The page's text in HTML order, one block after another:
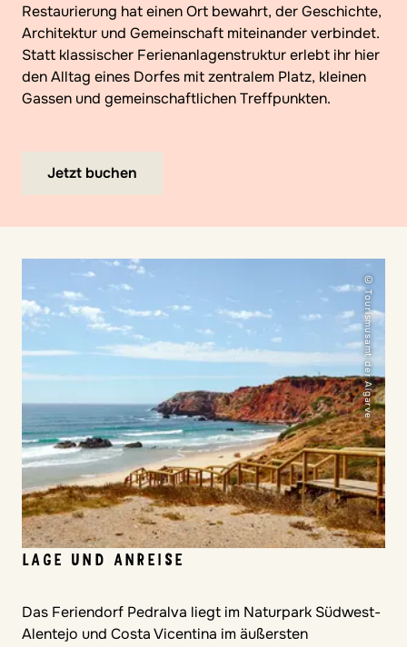
Restaurierung hat einen Ort bewahrt, der Geschichte,
Architektur und Gemeinschaft miteinander verbindet.
Statt klassischer Ferienanlagenstruktur erlebt ihr hier
den Alltag eines Dorfes mit zentralem Platz, kleinen
Gassen und gemeinschaftlichen Treffpunkten.
Jetzt buchen
LAGE UND ANREISE
Das Feriendorf Pedralva liegt im Naturpark Südwest-
Alentejo und Costa Vicentina im äußersten
© Tourismusamt der Algarve